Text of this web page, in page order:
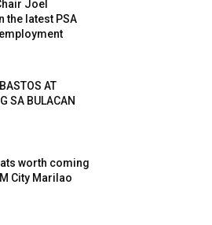
Joel
the latest PSA
AT
SA BULACAN
worth coming
City Marilao